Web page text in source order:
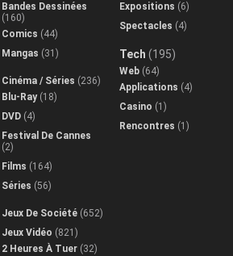
Bandes Dessinées
(160)
Comics (44)
Mangas (31)
Cinéma / Séries (236)
Blu-Ray(18)
DVD (4)
Festival De Cannes
(2)
Films (164)
Séries (56)
Jeux De Société (652)
Jeux Vidéo (821)
2 Heures À Tuer (32)
Expositions (6)
Spectacles (4)
Tech (195)
Web (64)
Applications (4)
Casino (1)
Rencontres (1)